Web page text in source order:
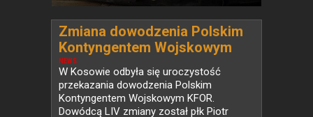
NEWS
Zmiana dowodzenia Polskim
Kontyngentem Wojskowym
KFOR w Kosowie
W Kosowie odbyła się uroczystość
przekazania dowodzenia Polskim
Kontyngentem Wojskowym KFOR.
Dowódcą LIV zmiany został płk Piotr